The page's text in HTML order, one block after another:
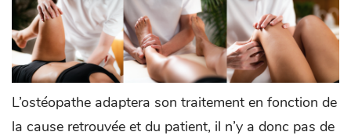
L’ostéopathe adaptera son traitement en fonction de
la cause retrouvée et du patient, il n’y a donc pas de